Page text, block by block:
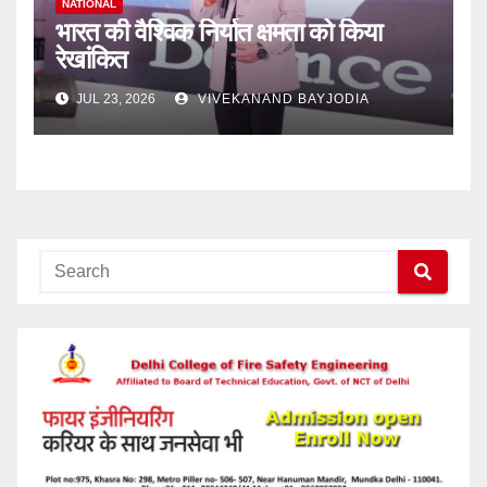
NATIONAL
भारत की वैश्विक निर्यात क्षमता को किया
रेखांकित
JUL 23, 2026 VIVEKANAND BAYJODIA